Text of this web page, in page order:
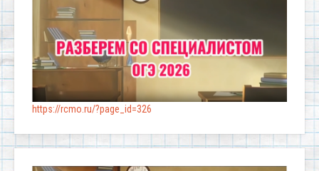
https://rcmo.ru/?page_id=326